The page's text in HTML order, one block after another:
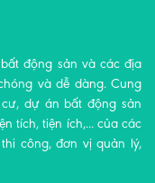
động sản và các địa
và dễ dàng. Cung
dự án bất động sản
tích, tiện ích,... của các
công, đơn vị quản lý,